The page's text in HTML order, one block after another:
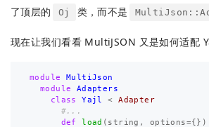
了顶层的 Oj 类，而不是
现在让我们看看 MultiJSON 又是如何适配
module
MultiJson
module
Adapters
class
Yajl <
Adapter
#...
def
load ( string , options={})